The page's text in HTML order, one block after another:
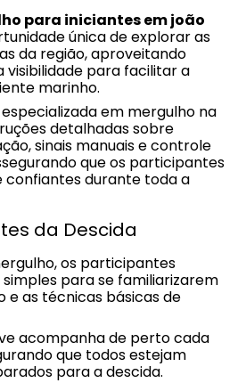
para iniciantes em joão
única de explorar as
da região, aproveitando
visibilidade para facilitar a
marinho.
em mergulho na
detalhadas sobre
sinais manuais e controle
que os participantes
confiantes durante toda a
da Descida
os participantes
para se familiarizarem
e as técnicas básicas de
acompanha de perto cada
que todos estejam
para a descida.